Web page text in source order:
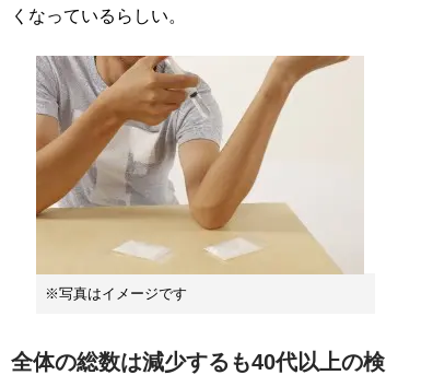
くなっているらしい。
※写真はイメージです
全体の総数は減少するも40代以上の検